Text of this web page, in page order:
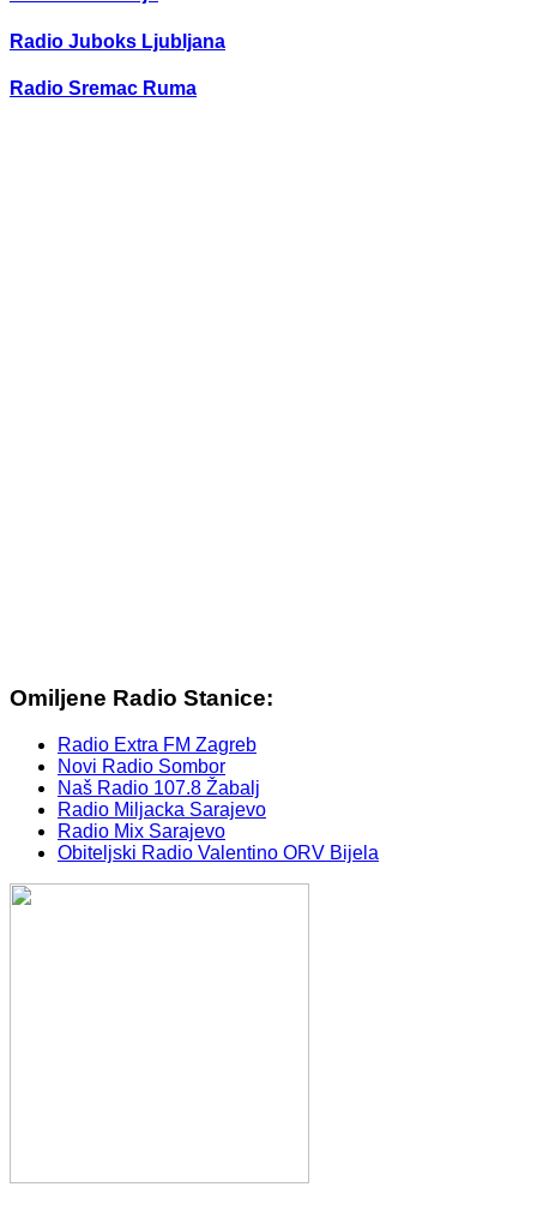
Radio Juboks Ljubljana
Radio Sremac Ruma
Omiljene Radio Stanice:
Radio Extra FM Zagreb
Novi Radio Sombor
Naš Radio 107.8 Žabalj
Radio Miljacka Sarajevo
Radio Mix Sarajevo
Obiteljski Radio Valentino ORV Bijela